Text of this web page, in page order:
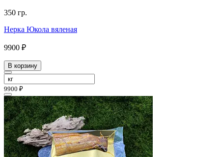
350 гр.
Нерка Юкола вяленая
9900 ₽
В корзину
9900 ₽